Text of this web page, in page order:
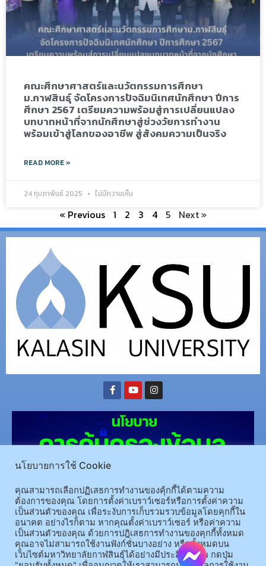
คณะศึกษาศาสตร์และนวัตกรรมการศึกษา
ม.กาฬสินธุ์ จัดโครงการปัจฉิมนิเทศนักศึกษา ปีการ
ศึกษา 2567 เตรียมความพร้อมสู่การเปลี่ยนแปลง
บทบาทหน้าที่จากนักศึกษาสู่ช่วงวัยการทำงาน
พร้อมเข้าสู่โลกของอาชีพ สู่สังคมความเป็นจริง
READ MORE »
24 กุมภาพันธ์ 2025 ไม่มีความเห็น
« Previous 1 2 3 4 5 Next »
(อ.นามน)13 หมู่ 14 ต.สงเปลือย อ.นามน จ.กาฬสินธุ์ 46230โทรศัพท์ : 043-602-055 โทรสาร :
043-602-044
(อ.เมือง)62/1 ถ.เกษตรสมบูรณ์ ต.กาฬสินธุ์ อ.เมือง จ.กาฬสินธุ์ 46000โทรศัพท์ 043-811128 08-
64584360 โทรสาร 043-813070
นโยบายการใช้ Cookie
คุณสามารถเลือกปฏิเสธการทำงานของคุ้กกี้ได้ตามความ
ต้องการของคุณ โดยการตั้งค่าเบราว์เซอร์หรือการตั้งค่าความ
เป็นส่วนตัวของคุณ เพื่อระงับการเก็บรวมรวบข้อมูลโดยคุกกี้ใน
อนาคต อย่างไรก็ตาม หากคุณตั้งค่าเบราว์เซอร์ หรือค่าความ
เป็นส่วนตัวของคุณ ด้วยการปฎิเสธการทำงานของคุกกี้ทั้งหมด
คุณอาจไม่สามารถใช้งานฟังก์ชั่นบางอย่าง หรือทั้งหมดบน
เว็บไซต์มหาวิทยาลัยกาฬสินธุ์ได้อย่างมีประสิทธิภาพ กดปุ่ม